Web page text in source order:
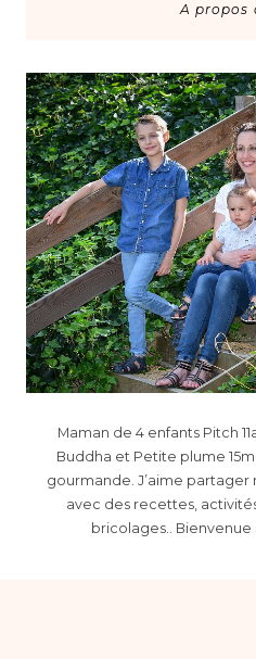
A propos
Maman de 4 enfants Pitch
Buddha et Petite plume
gourmande. J’aime
avec des recettes,
bricolages.. Bienvenue